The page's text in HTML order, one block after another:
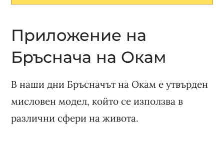
Приложение на
Бръснача на Окам
В наши дни Бръсначът на Окам е утвърден
мисловен модел, който се използва в
различни сфери на живота.